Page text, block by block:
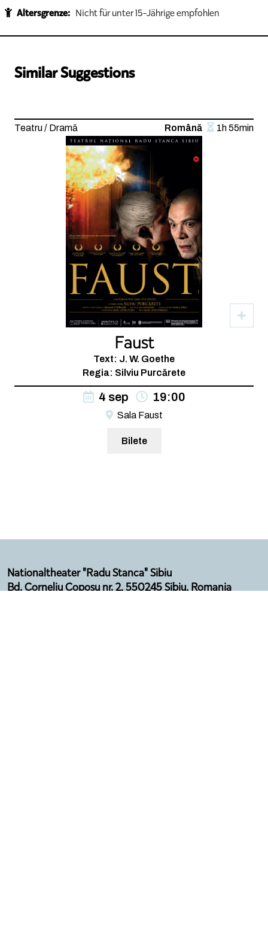
Altersgrenze: Nicht für unter 15-Jährige empfohlen
Similar Suggestions
Teatru / Dramă Română 1h 55min
Faust
Text: J. W. Goethe
Regia: Silviu Purcărete
4 sep 19:00
Sala Faust
Bilete
Nationaltheater "Radu Stanca" Sibiu
Bd. Corneliu Coposu nr. 2, 550245 Sibiu, Romania